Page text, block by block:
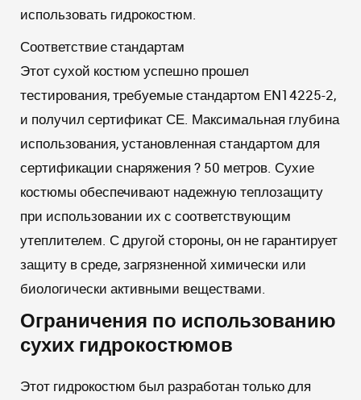
использовать гидрокостюм.
Соответствие стандартам
Этот сухой костюм успешно прошел
тестирования, требуемые стандартом EN14225-2,
и получил сертификат СЕ. Максимальная глубина
использования, установленная стандартом для
сертификации снаряжения ? 50 метров. Сухие
костюмы обеспечивают надежную теплозащиту
при использовании их с соответствующим
утеплителем. С другой стороны, он не гарантирует
защиту в среде, загрязненной химически или
биологически активными веществами.
Ограничения по использованию
сухих гидрокостюмов
Этот гидрокостюм был разработан только для